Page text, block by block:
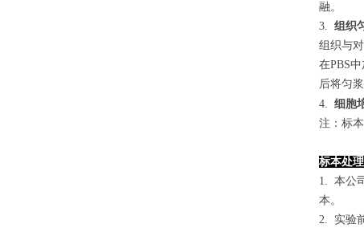
融。
3. 组织
组织与
在PBS
后将匀
4. 细胞
注：标
标本处理
1. 本公
本。
2. 实验